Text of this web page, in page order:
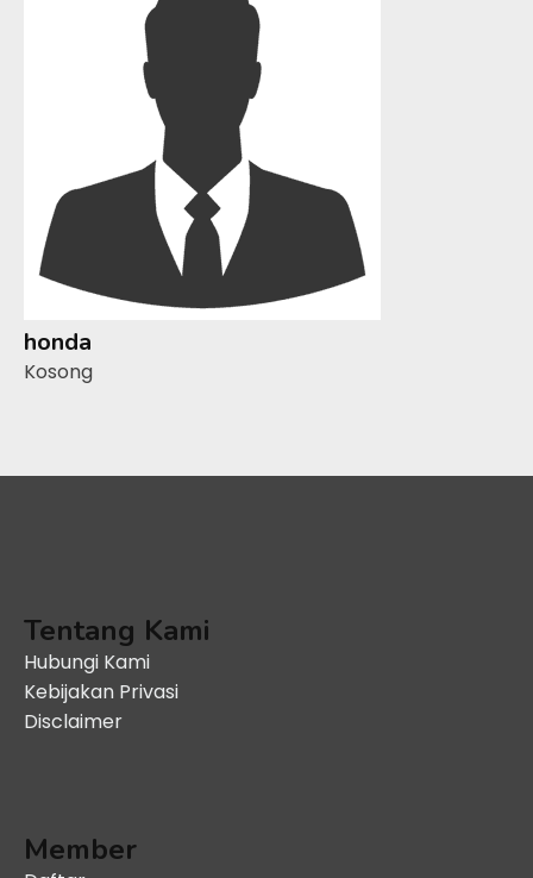
honda
Kosong
Tentang Kami
Hubungi Kami
Kebijakan Privasi
Disclaimer
Member